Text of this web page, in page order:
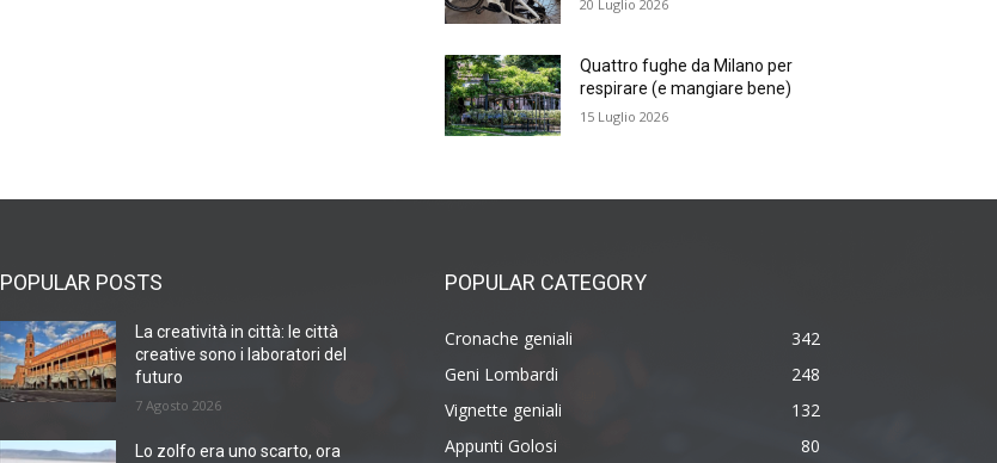
20 Luglio 2026
Quattro fughe da Milano per
respirare (e mangiare bene)
15 Luglio 2026
POPULAR POSTS
La creatività in città: le città
creative sono i laboratori del
futuro
7 Agosto 2026
Lo zolfo era uno scarto, ora
POPULAR CATEGORY
Cronache geniali
342
Geni Lombardi
248
Vignette geniali
132
Appunti Golosi
80